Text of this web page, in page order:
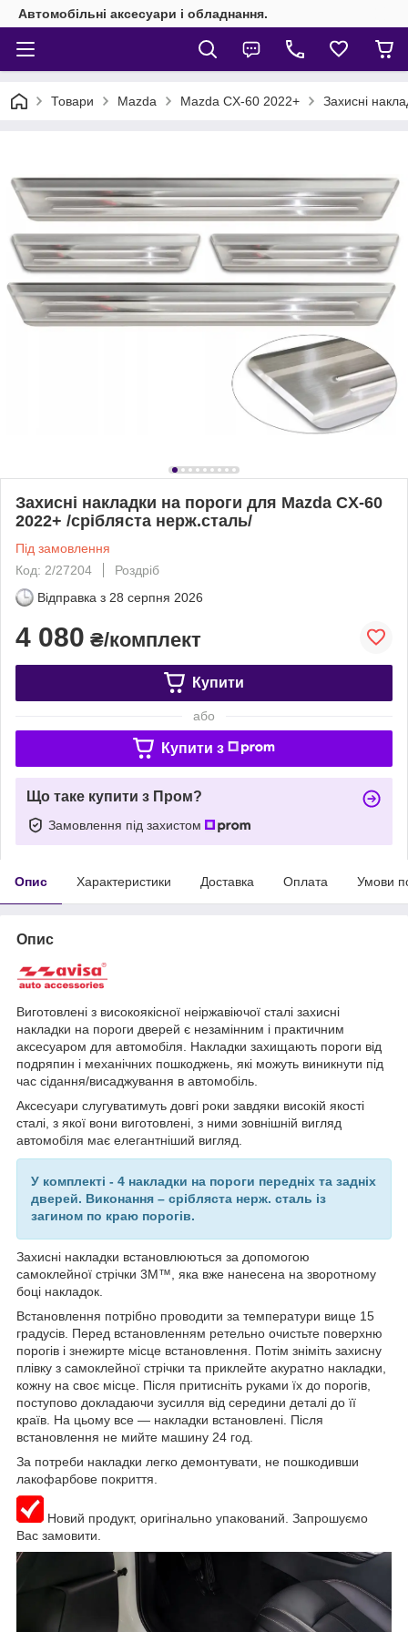
Автомобільні аксесуари і обладнання.
Товари Mazda Mazda CX-60 2022+ Захисні
Захисні накладки на пороги для Mazda CX-60
2022+ /срібляста нерж.сталь/
Під замовлення
Код: 2/27204
Роздріб
Відправка з 28 серпня 2026
4 080 ₴/комплект
Купити
або
Купити з
Що таке купити з Пром?
Замовлення під захистом
Опис Характеристики Доставка Оплата Умови
Опис
Виготовлені з високоякісної неіржавіючої сталі захисні
накладки на пороги дверей є незамінним і практичним
аксесуаром для автомобіля. Накладки захищають пороги від
подряпин і механічних пошкоджень, які можуть виникнути під
час сідання/висаджування в автомобіль.
Аксесуари слугуватимуть довгі роки завдяки високій якості
сталі, з якої вони виготовлені, з ними зовнішній вигляд
автомобіля має елегантніший вигляд.
У комплекті - 4 накладки на пороги передніх та задніх
дверей. Виконання – срібляста нерж. сталь із
загином по краю порогів.
Захисні накладки встановлюються за допомогою
самоклейної стрічки 3M™, яка вже нанесена на зворотному
боці накладок.
Встановлення потрібно проводити за температури вище 15
градусів. Перед встановленням ретельно очистьте поверхню
порогів і знежирте місце встановлення. Потім зніміть захисну
плівку з самоклейної стрічки та приклейте акуратно накладки,
кожну на своє місце. Після притисніть руками їх до порогів,
поступово докладаючи зусилля від середини деталі до її
країв. На цьому все — накладки встановлені. Після
встановлення не мийте машину 24 год.
За потреби накладки легко демонтувати, не пошкодивши
лакофарбове покриття.
Новий продукт, оригінально упакований. Запрошуємо
Вас замовити.